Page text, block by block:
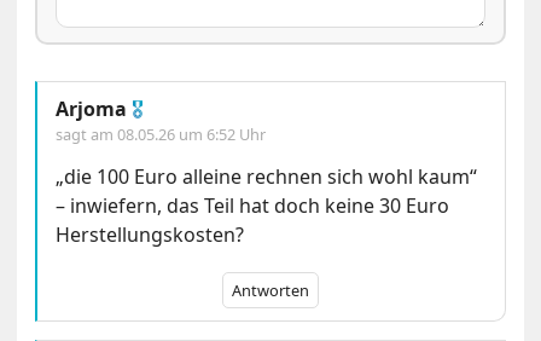
Arjoma 🎖
sagt am08.05.26 um 6:52 Uhr
„die 100 Euro alleine rechnen sich wohl kaum“
– inwiefern, das Teil hat doch keine 30 Euro
Herstellungskosten?
Antworten